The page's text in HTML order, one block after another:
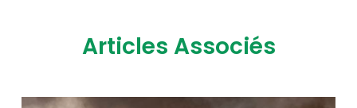
Articles Associés